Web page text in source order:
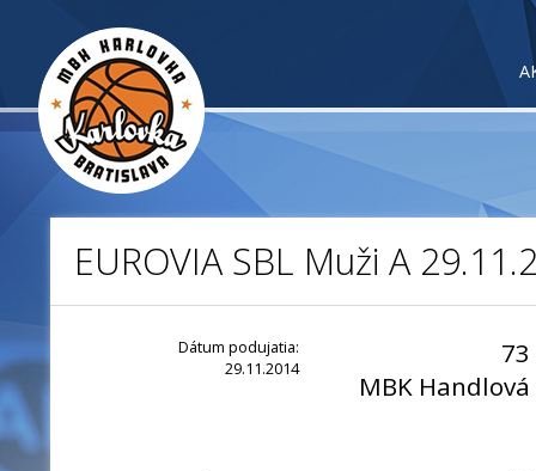
EUROVIA SBL Muži A
Dátum podujatia:
29.11.2014
73
MBK Handlová